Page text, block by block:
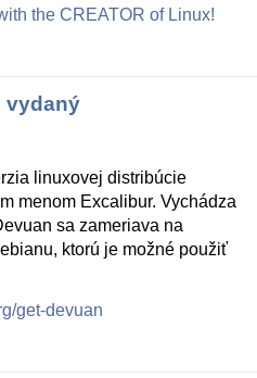
the CREATOR of Linux!
vydaný
linuxovej distribúcie
menom Excalibur. Vychádza
sa zameriava na
ktorú je možné použiť
get-devuan